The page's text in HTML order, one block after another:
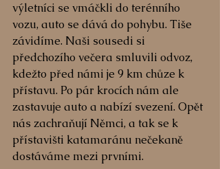
výletníci se vmáčkli do terénního
vozu, auto se dává do pohybu. Tiše
závidíme. Naši sousedi si
předchozího večera smluvili odvoz,
kdežto před námi je 9 km chůze k
přístavu. Po pár krocích nám ale
zastavuje auto a nabízí svezení. Opět
nás zachraňují Němci, a tak se k
přístavišti katamaránu nečekaně
dostáváme mezi prvními.